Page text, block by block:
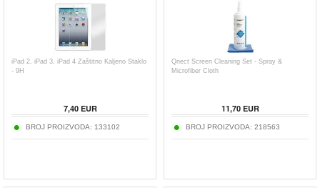
iPad 2, iPad 3, iPad 4 Zaštitno Kaljeno Staklo
- 9H
7,40EUR
BROJ PROIZVODA: 133102
Qnect Screen Cleaning Set - Spray &
Microfiber Cloth
11,70EUR
BROJ PROIZVODA: 218563